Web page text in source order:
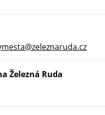
Železná Ruda